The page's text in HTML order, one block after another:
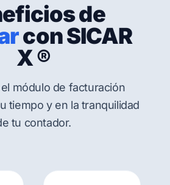
de
con SICAR
X ®
módulo de facturación
tiempo y en la tranquilidad
tu contador.